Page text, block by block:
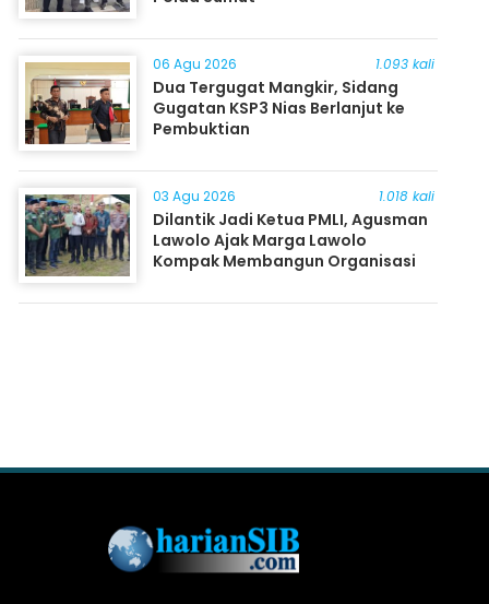
06 Agu 2026 1.093 kali
Dua Tergugat Mangkir, Sidang
Gugatan KSP3 Nias Berlanjut ke
Pembuktian
03 Agu 2026 1.018 kali
Dilantik Jadi Ketua PMLI, Agusman
Lawolo Ajak Marga Lawolo
Kompak Membangun Organisasi